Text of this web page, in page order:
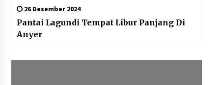
26 Desember 2024
Pantai Lagundi Tempat Libur Panjang Di
Anyer